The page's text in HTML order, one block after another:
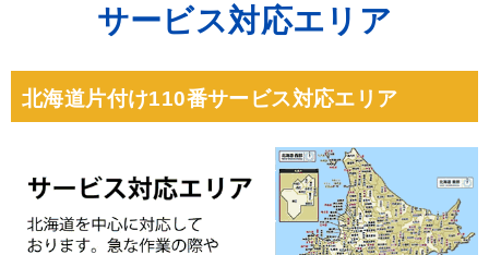
サービス対応エリア
北海道片付け110番サービス対応エリア